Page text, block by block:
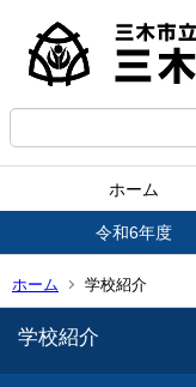
ホーム
令和6年度
ホーム 学校紹介
学校紹介